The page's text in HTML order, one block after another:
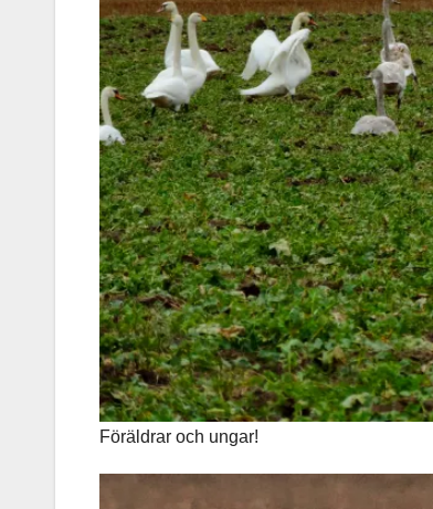
Föräldrar och ungar!